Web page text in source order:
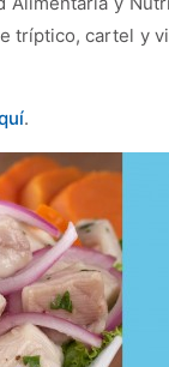
tríptico, cartel y
.